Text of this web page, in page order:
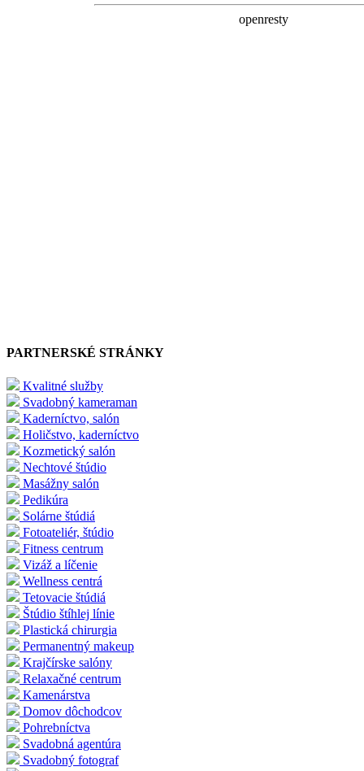
PARTNERSKÉ STRÁNKY
Kvalitné služby
Svadobný kameraman
Kaderníctvo, salón
Holičstvo, kaderníctvo
Kozmetický salón
Nechtové štúdio
Masážny salón
Pedikúra
Solárne štúdiá
Fotoateliér, štúdio
Fitness centrum
Vizáž a líčenie
Wellness centrá
Tetovacie štúdiá
Štúdio štíhlej línie
Plastická chirurgia
Permanentný makeup
Krajčírske salóny
Relaxačné centrum
Kamenárstva
Domov dôchodcov
Pohrebníctva
Svadobná agentúra
Svadobný fotograf